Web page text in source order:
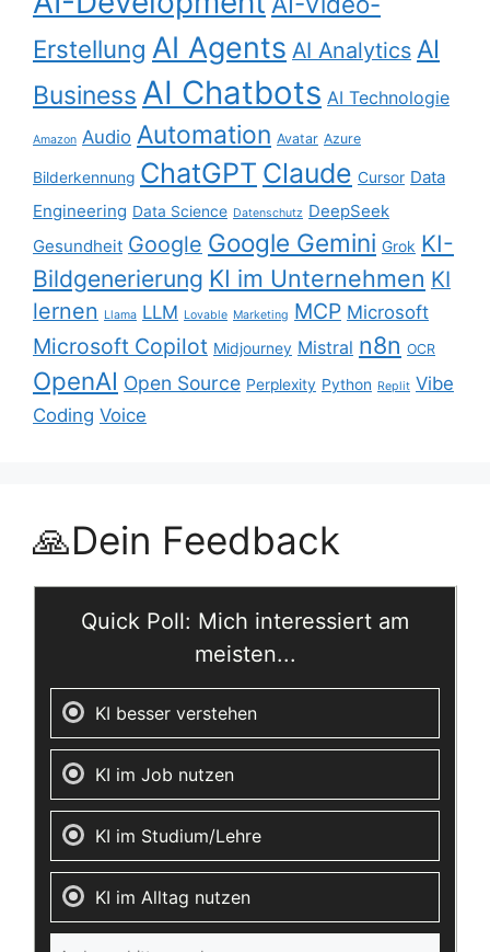
Erstellung AI Agents AI Analytics AI
Business AI Chatbots AI Technologie
Amazon Audio Automation Avatar Azure
Bilderkennung ChatGPT Claude Cursor Data
Engineering Data Science Datenschutz DeepSeek
Gesundheit Google Google Gemini Grok KI-
Bildgenerierung KI im Unternehmen KI
lernen
Llama LLM Lovable Marketing MCP Microsoft
Microsoft Copilot Midjourney Mistral n8n OCR
OpenAI Open Source Perplexity Python Replit Vibe
Coding Voice
🙏Dein Feedback
Quick Poll: Mich interessiert am
meisten...
KI besser verstehen
KI im Job nutzen
KI im Studium/Lehre
KI im Alltag nutzen